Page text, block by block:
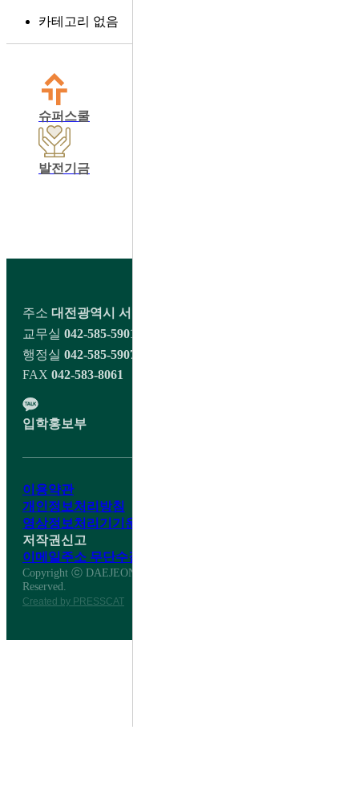
카테고리 없음
슈퍼스쿨
발전기금
주소 대전광역시 서구 오량1길 98 대전대신고등학교
교무실 042-585-5901~2
행정실 042-585-5907
FAX 042-583-8061
입학홍보부
이용약관
개인정보처리방침
영상정보처리기기운영·관리방침
저작권신고
이메일주소 무단수집거부
Copyright ⓒ DAEJEON DAESHIN HIGH SCHOOL All Right
Reserved.
Created by PRESSCAT